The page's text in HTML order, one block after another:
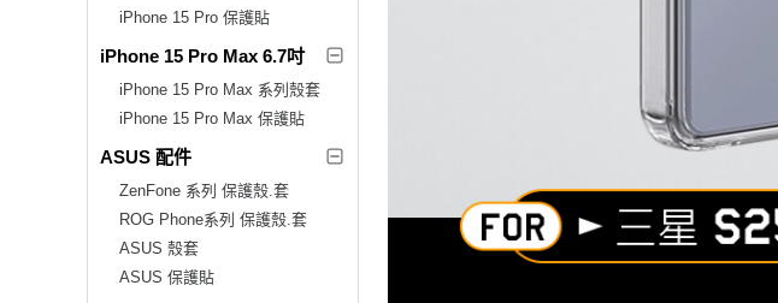
iPhone 15 Pro 保護貼
iPhone 15 Pro Max 6.7吋
iPhone 15 Pro Max 系列殼套
iPhone 15 Pro Max 保護貼
ASUS 配件
ZenFone 系列 保護殼.套
ROG Phone系列 保護殼.套
ASUS 殼套
ASUS 保護貼